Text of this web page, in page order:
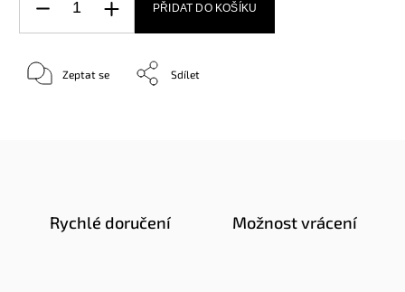
PŘIDAT DO KOŠÍKU
Zeptat se Sdílet
Rychlé doručení Možnost vrácení